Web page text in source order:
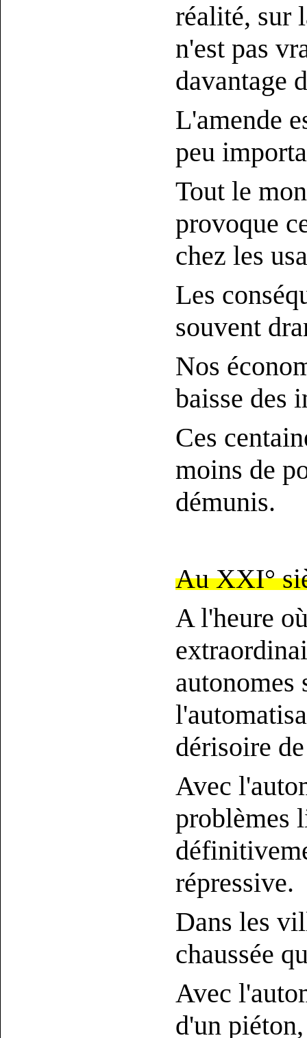
réalité, sur
n'est pas
davantage
L'amende
peu
Tout le
provoque
chez les
Les
souvent
Nos
baisse des
Ces
moins de
démunis.
Au XXI°
A l'heure
autonomes
dérisoire
Avec
problèmes
répressive.
Dans les
chaussée
Avec
d'un